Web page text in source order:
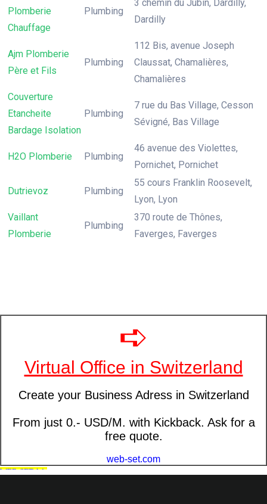
Plomberie
Chauffage
Plumbing
3 chemin du Jubin, Dardilly,
Dardilly
Ajm Plomberie
Père et Fils
Plumbing
112 Bis, avenue Joseph
Claussat, Chamalières,
Chamalières
Couverture
Etancheite
Bardage Isolation
Plumbing
7 rue du Bas Village, Cesson
Sévigné, Bas Village
H2O Plomberie Plumbing
46 avenue des Violettes,
Pornichet, Pornichet
Dutrievoz Plumbing
55 cours Franklin Roosevelt,
Lyon, Lyon
Vaillant
Plomberie
Plumbing
370 route de Thônes,
Faverges, Faverges